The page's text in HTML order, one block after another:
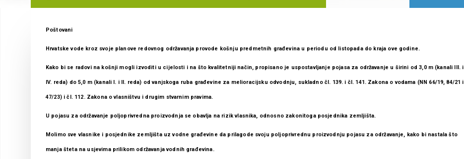
Poštovani
Hrvatske vode kroz svoje planove redovnog održavanja provode košnju predmetnih građevina u periodu od listopada do kraja ove godine.
Kako bi se radovi na košnji mogli izvoditi u cijelosti i na što kvalitetniji način, propisano je uspostavljanje pojasa za održavanje u širini od 3,0 m (kanali III. i
IV. reda) do 5,0 m (kanali I. i II. reda) od vanjskoga ruba građevine za melioracijsku odvodnju, sukladno čl. 139. i čl. 141. Zakona o vodama (NN 66/19, 84/21 i
47/23) i čl. 112. Zakona o vlasništvu i drugim stvarnim pravima.
U pojasu za održavanje poljoprivredna proizvodnja se obavlja na rizik vlasnika, odnosno zakonitoga posjednika zemljišta.
Molimo sve vlasnike i posjednike zemljišta uz vodne građevine da prilagode svoju poljoprivrednu proizvodnju pojasu za održavanje, kako bi nastala što
manja šteta na usjevima prilikom održavanja vodnih građevina.